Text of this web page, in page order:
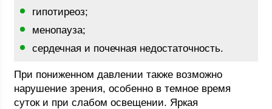
гипотиреоз;
менопауза;
сердечная и почечная недостаточность.
При пониженном давлении также возможно
нарушение зрения, особенно в темное время
суток и при слабом освещении. Яркая